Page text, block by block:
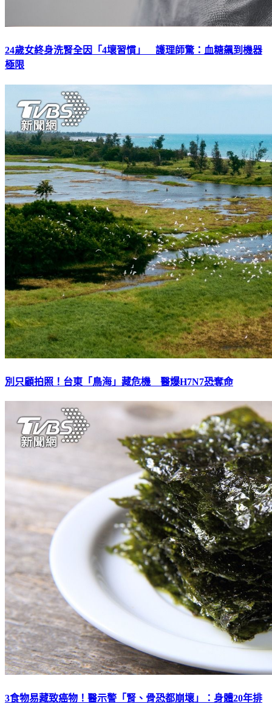
24歲女終身洗腎全因「4壞習慣」 護理師驚：血糖飆到機器
極限
別只顧拍照！台東「鳥海」藏危機 醫爆H7N7恐奪命
3食物易藏致癌物！醫示警「腎、骨恐都崩壞」：身體20年排